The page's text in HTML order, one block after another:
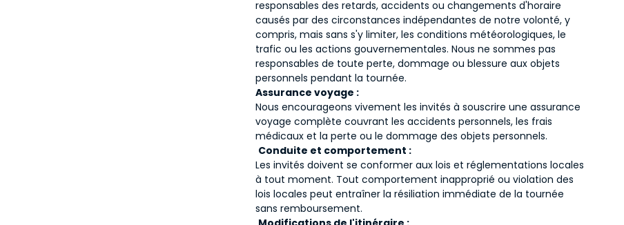
responsables des retards, accidents ou changements d'horaire
causés par des circonstances indépendantes de notre volonté, y
compris, mais sans s'y limiter, les conditions météorologiques, le
trafic ou les actions gouvernementales. Nous ne sommes pas
responsables de toute perte, dommage ou blessure aux objets
personnels pendant la tournée.
Assurance voyage :
Nous encourageons vivement les invités à souscrire une assurance
voyage complète couvrant les accidents personnels, les frais
médicaux et la perte ou le dommage des objets personnels.
Conduite et comportement :
Les invités doivent se conformer aux lois et réglementations locales
à tout moment. Tout comportement inapproprié ou violation des
lois locales peut entraîner la résiliation immédiate de la tournée
sans remboursement.